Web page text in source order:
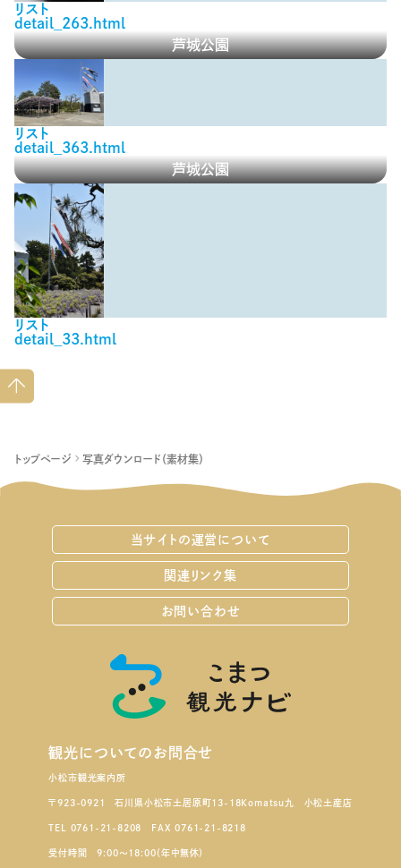
トップページ 写真ダウンロード（素材集）
リスト
detail_263.html
芦城公園
リスト
detail_363.html
芦城公園
リスト
detail_33.html
ペー
ジト
ップ
当サイトの運営について
関連リンク集
お問い合わせ
観光についてのお問合せ
小松市観光案内所
〒923-0921 石川県小松市土居原町13-18Komatsu九 小松土産店
TEL 0761-21-8208 FAX 0761-21-8218
受付時間 9:00～18:00（年中無休）